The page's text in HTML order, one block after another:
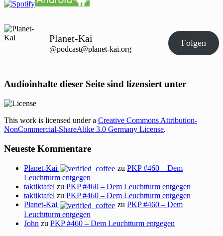
Planet-Kai
@podcast@planet-kai.org
Folgen
Audioinhalte dieser Seite sind lizensiert unter
This work is licensed under a Creative Commons Attribution-
NonCommercial-ShareAlike 3.0 Germany License.
Neueste Kommentare
Planet-Kai zuPKP #460 – Dem
Leuchtturm entgegen
taktiktafel zu PKP #460 – Dem Leuchtturm entgegen
taktiktafel zu PKP #460 – Dem Leuchtturm entgegen
Planet-Kai
zuPKP #460 – Dem
Leuchtturm entgegen
John zu PKP #460 – Dem Leuchtturm entgegen